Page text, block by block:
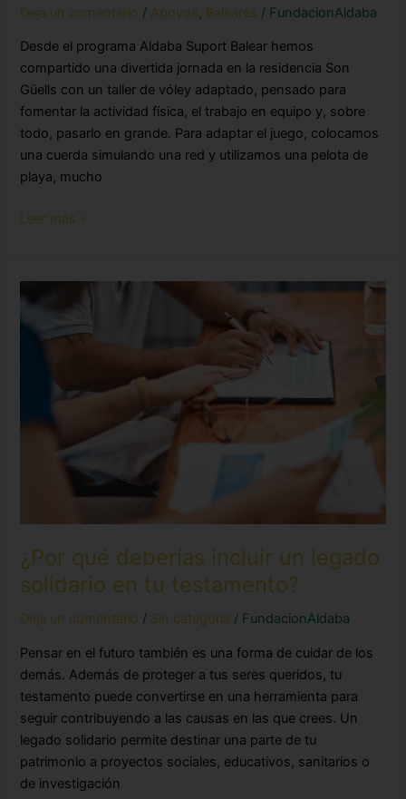
Deja un comentario / Apoyos, Baleares / FundacionAldaba
Desde el programa Aldaba Suport Balear hemos
compartido una divertida jornada en la residencia Son
Güells con un taller de vóley adaptado, pensado para
fomentar la actividad física, el trabajo en equipo y, sobre
todo, pasarlo en grande. Para adaptar el juego, colocamos
una cuerda simulando una red y utilizamos una pelota de
playa, mucho
Leer más »
¿Por qué deberías incluir un legado
solidario en tu testamento?
Deja un comentario / Sin categoría / FundacionAldaba
Pensar en el futuro también es una forma de cuidar de los
demás. Además de proteger a tus seres queridos, tu
testamento puede convertirse en una herramienta para
seguir contribuyendo a las causas en las que crees. Un
legado solidario permite destinar una parte de tu
patrimonio a proyectos sociales, educativos, sanitarios o
de investigación
deberías
legado
solidario
testamento?